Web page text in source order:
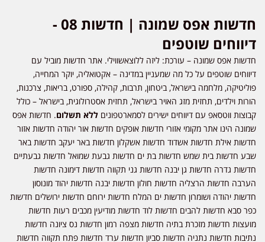
חדשות אפס שמונה | חדשות 08 -
דיווחים שוטפים
חדשות אפס שמונה – עורכת: ליזה ללוצאשווילי. אתר חדשות מוביל עם
דיווחים שוטפים על כל מה שמעניין במדינה – אקטואליה, יוקר המחייה,
פוליטיקה, מלחמה בישראל, ביטחון, תרבות, קהילה, ספורט, בריאות, צרכנות,
הורות וילדים, תחזית מזג האויר בישראל, תחזית אסטרולוגית, בישראל – כולל
קבוצות ווטסאפ עם דיווחים ישירים לסמארטפונים ללא תשלום. חדשות אפס
שמונה הינו אתר מקומי אזורי חדשות אופקים חדשות אור יהודה חדשות אזור
חדשות אילת חדשות אשדוד חדשות אשקלון חדשות באר יעקב חדשות באר
שבע חדשות בית שמש חדשות בת ים חדשות גבעת שמואל חדשות גבעתיים
חדשות גדרה חדשות גן יבנה חדשות גני תקווה חדשות דימונה חדשות
הערבה חדשות הרצליה חדשות חולון חדשות יבנה חדשות יהוד מונוסון
חדשות יהודה ושומרון חדשות ים המלח חדשות ירוחם חדשות ירושלים חדשות
כפר סבא חדשות להבים חדשות לוד חדשות מודיעין מכבים רעות חדשות
מועצות חדשות מזכרת בתיה חדשות מצפה רמון חדשות נס ציונה חדשות
נתיבות חדשות נתניה חדשות סביון חדשות ערד חדשות פתח תקווה חדשות